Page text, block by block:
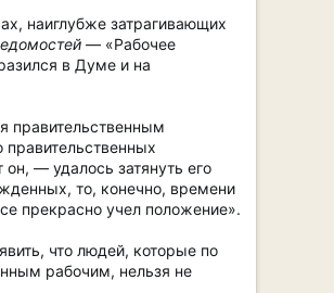
наиглубже затрагивающих
— «Рабочее
в Думе и на
правительственным
— удалось затянуть его
то, конечно, времени
прекрасно учел положение».
что людей, которые по
рабочим, нельзя не